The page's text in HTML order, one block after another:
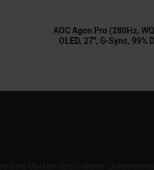
AOC Agon Pro (280Hz,
OLED, 27", G-Sync, 99%